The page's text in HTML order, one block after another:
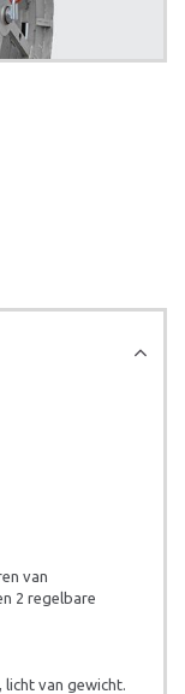
van
2 regelbare
van gewicht.